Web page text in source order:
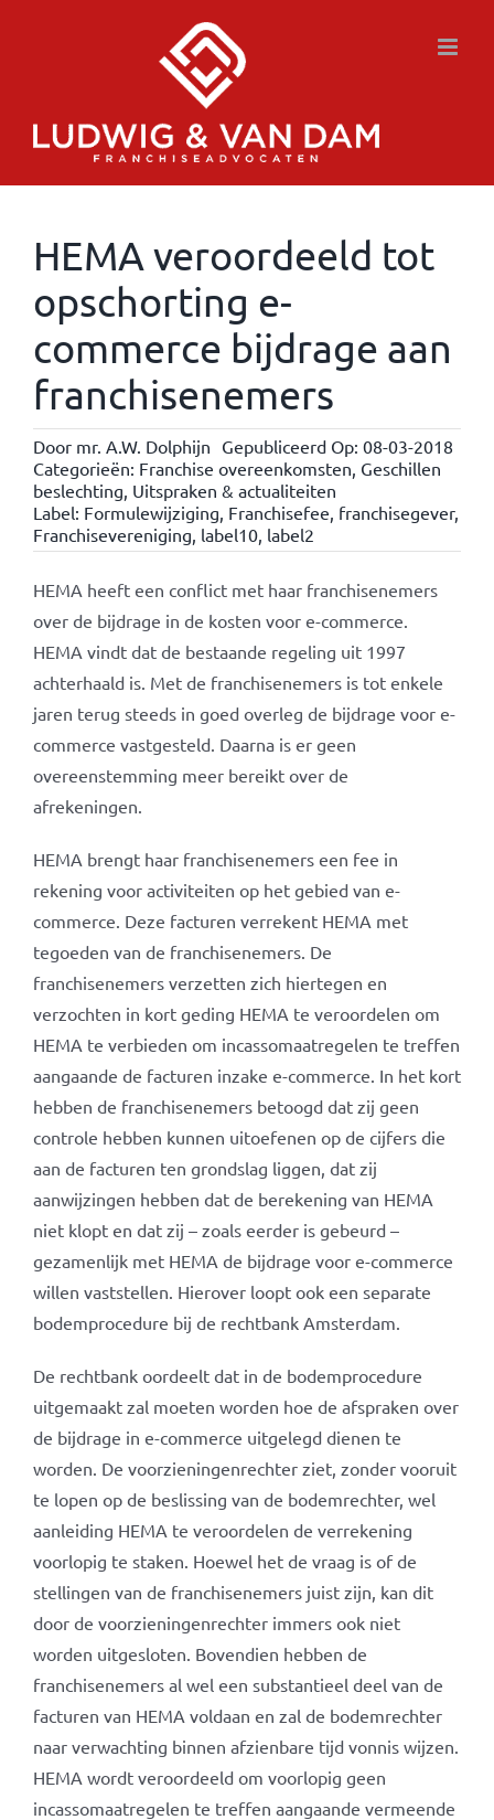
HEMA veroordeeld tot
opschorting e-
commerce bijdrage aan
franchisenemers
Door mr. A.W. Dolphijn Gepubliceerd Op: 08-03-2018
Categorieën: Franchise overeenkomsten, Geschillen
beslechting, Uitspraken & actualiteiten
Label: Formulewijziging, Franchisefee, franchisegever,
Franchisevereniging, label10, label2
HEMA heeft een conflict met haar franchisenemers
over de bijdrage in de kosten voor e-commerce.
HEMA vindt dat de bestaande regeling uit 1997
achterhaald is. Met de franchisenemers is tot enkele
jaren terug steeds in goed overleg de bijdrage voor e-
commerce vastgesteld. Daarna is er geen
overeenstemming meer bereikt over de
afrekeningen.
HEMA brengt haar franchisenemers een fee in
rekening voor activiteiten op het gebied van e-
commerce. Deze facturen verrekent HEMA met
tegoeden van de franchisenemers. De
franchisenemers verzetten zich hiertegen en
verzochten in kort geding HEMA te veroordelen om
HEMA te verbieden om incassomaatregelen te treffen
aangaande de facturen inzake e-commerce. In het kort
hebben de franchisenemers betoogd dat zij geen
controle hebben kunnen uitoefenen op de cijfers die
aan de facturen ten grondslag liggen, dat zij
aanwijzingen hebben dat de berekening van HEMA
niet klopt en dat zij – zoals eerder is gebeurd –
gezamenlijk met HEMA de bijdrage voor e-commerce
willen vaststellen. Hierover loopt ook een separate
bodemprocedure bij de rechtbank Amsterdam.
De rechtbank oordeelt dat in de bodemprocedure
uitgemaakt zal moeten worden hoe de afspraken over
de bijdrage in e-commerce uitgelegd dienen te
worden. De voorzieningenrechter ziet, zonder vooruit
te lopen op de beslissing van de bodemrechter, wel
aanleiding HEMA te veroordelen de verrekening
voorlopig te staken. Hoewel het de vraag is of de
stellingen van de franchisenemers juist zijn, kan dit
door de voorzieningenrechter immers ook niet
worden uitgesloten. Bovendien hebben de
franchisenemers al wel een substantieel deel van de
facturen van HEMA voldaan en zal de bodemrechter
naar verwachting binnen afzienbare tijd vonnis wijzen.
HEMA wordt veroordeeld om voorlopig geen
incassomaatregelen te treffen aangaande vermeende